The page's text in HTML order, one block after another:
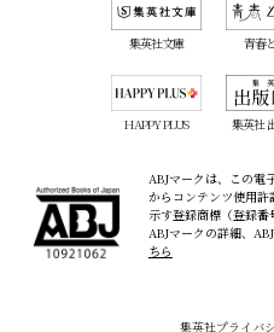
集英社文庫 青春
HAPPY PLUS 集英社
ABJマークは、この電
からコンテンツ使用
示す登録商標（登録番
ABJマークの詳細、
ちら
集英社プライバ